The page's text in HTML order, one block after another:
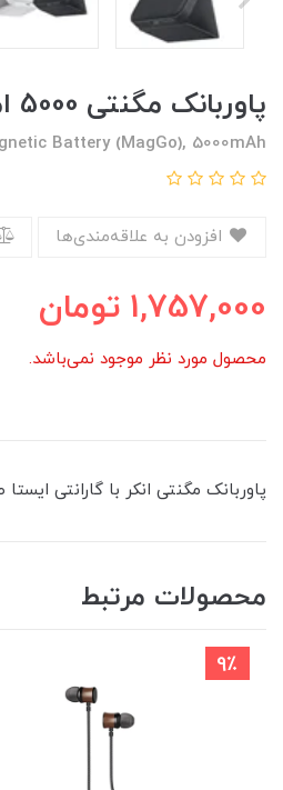
پاوربانک مگنتی 5000 امپر برند anker
Battery (MagGo), 5000mAh
1,757,000 تومان
محصول مورد نظر موجود نمی‌باشد.
پاوربانک مگنتی انکر با گارانتی ایستا
محصولات مرتبط
9٪